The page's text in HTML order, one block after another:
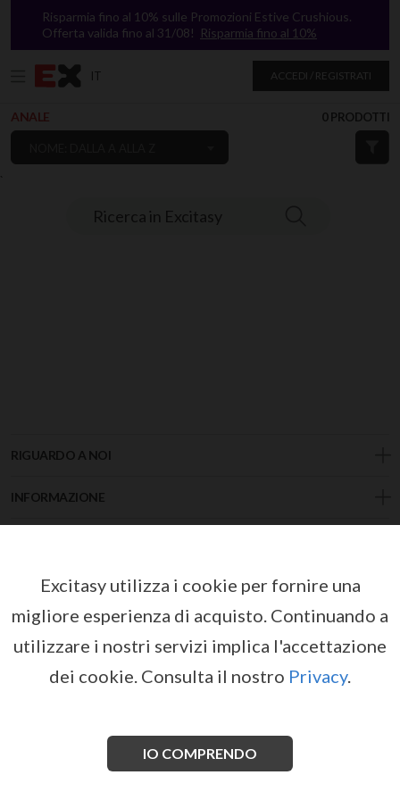
`
Risparmia fino al 10% sulle Promozioni Estive Crushious.
Offerta valida fino al 31/08! Risparmia fino al 10%
IT ACCEDI / REGISTRATI
Ricerca in Excitasy
ANALE 0 PRODOTTI
RIGUARDO A NOI
INFORMAZIONE
INDIRIZZO
CONTACT
Excitasy utilizza i cookie per fornire una
migliore esperienza di acquisto. Continuando a
utilizzare i nostri servizi implica l'accettazione
dei cookie. Consulta il nostro Privacy.
IO COMPRENDO